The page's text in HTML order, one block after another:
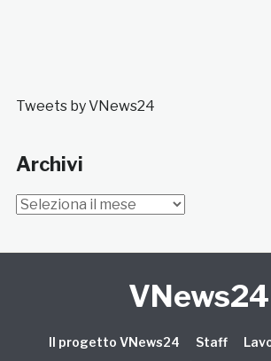
Tweets by VNews24
Archivi
Archivi
VNews24
Il progetto VNews24 Staff